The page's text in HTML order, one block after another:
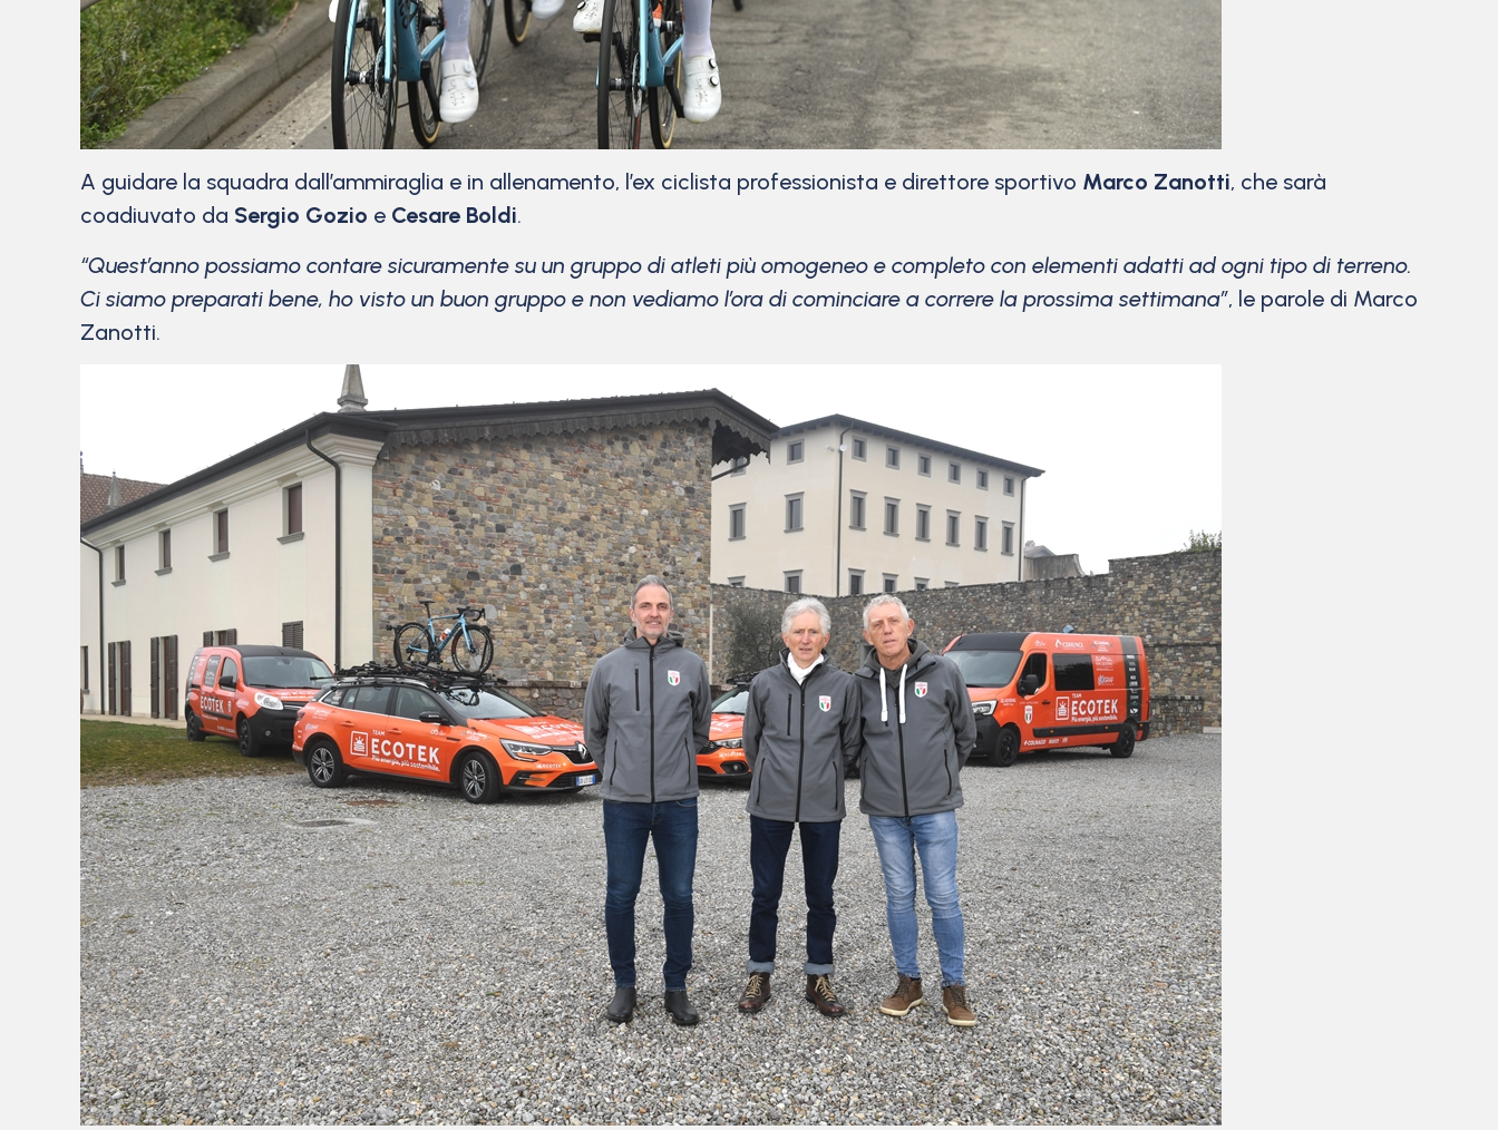
A guidare la squadra dall’ammiraglia e in allenamento, l’ex ciclista professionista e direttore sportivo Marco Zanotti, che sarà
coadiuvato da Sergio Gozio e Cesare Boldi.
“Quest’anno possiamo contare sicuramente su un gruppo di atleti più omogeneo e completo con elementi adatti ad ogni tipo di terreno.
Ci siamo preparati bene, ho visto un buon gruppo e non vediamo l’ora di cominciare a correre la prossima settimana”, le parole di Marco
Zanotti.